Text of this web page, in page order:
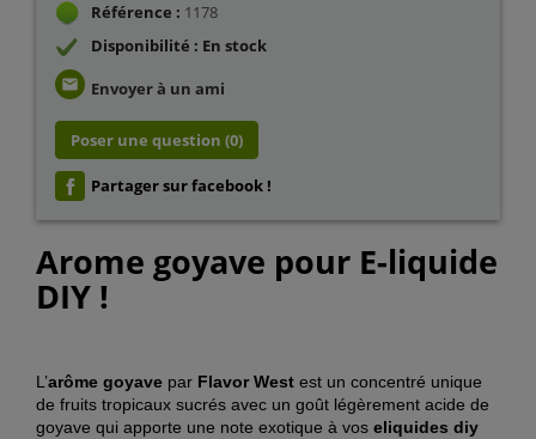
Référence : 1178
Disponibilité : En stock
email Envoyer à un ami
Poser une question (0)
Partager sur facebook !
Arome goyave pour E-liquide
DIY !
L’arôme goyave par Flavor West est un concentré unique
de fruits tropicaux sucrés avec un goût légèrement acide de
goyave qui apporte une note exotique à vos eliquides diy